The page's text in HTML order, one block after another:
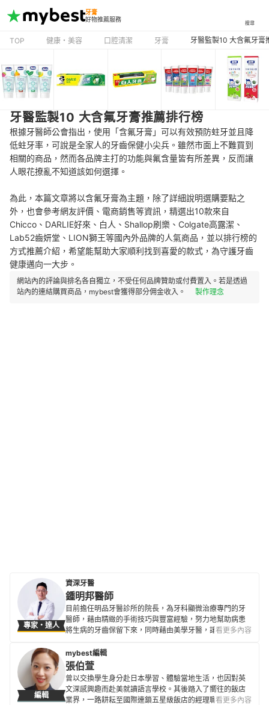
牙膏
好物推薦服務
搜尋
TOP 健康・美容 口腔清潔 牙膏 牙醫監製10 大含氟牙膏
牙醫監製10 大含氟牙膏推薦排行榜
根據牙醫師公會指出，使用「含氟牙膏」可以有效預防蛀牙並且降
低蛀牙率，可說是全家人的牙齒保健小尖兵。雖然市面上不難買到
相關的商品，然而各品牌主打的功能與氟含量皆有所差異，反而讓
人眼花撩亂不知道該如何選擇。
為此，本篇文章將以含氟牙膏為主題，除了詳細說明選購要點之
外，也會參考網友評價、電商銷售等資訊，精選出10款來自
Chicco、DARLIE好來、白人、Shallop刷樂、Colgate高露潔、
Lab52齒妍堂、LION獅王等國內外品牌的人氣商品，並以排行榜的
方式推薦介紹，希望能幫助大家順利找到喜愛的款式，為守護牙齒
健康邁向一大步。
網站內的評論與排名各自獨立，不受任何品牌贊助或付費置入。若是透過
站內的連結購買商品，mybest會獲得部分佣金收入。
製作理念
專家・達人
資深牙醫
鍾明邦醫師
目前擔任明品牙醫診所的院長，為牙科顯微治療專門的牙
醫師，藉由精緻的手術技巧與豐富經驗，努力地幫助病患
將生病的牙齒保留下來，同時藉由美學牙醫，讓病患重拾
生活模式。 學經歷： 美國密西根大學牙周病研究所訪問學
者 美國密西根大學植牙暨牙周病學進修 中華民國牙髓病專
科醫師 明品牙醫診所院長
鍾明邦醫師的簡介
看更多內容
編輯
mybest編輯
張伯萱
曾以交換學生身分赴日本學習、體驗當地生活，也因對英
文深感興趣而赴美就讀語言學校。其後踏入了嚮往的飯店
業界，一路耕耘至國際連鎖五星級飯店的經理職，因此對
看更多內容